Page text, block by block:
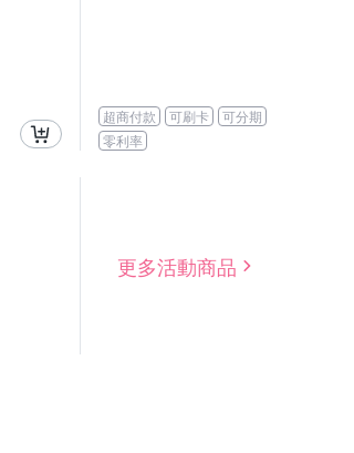
超商付款 可刷卡
可分期
零利率
更多活動商品